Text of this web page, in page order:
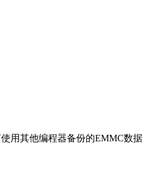
使用其他编程器备份的EMMC数据